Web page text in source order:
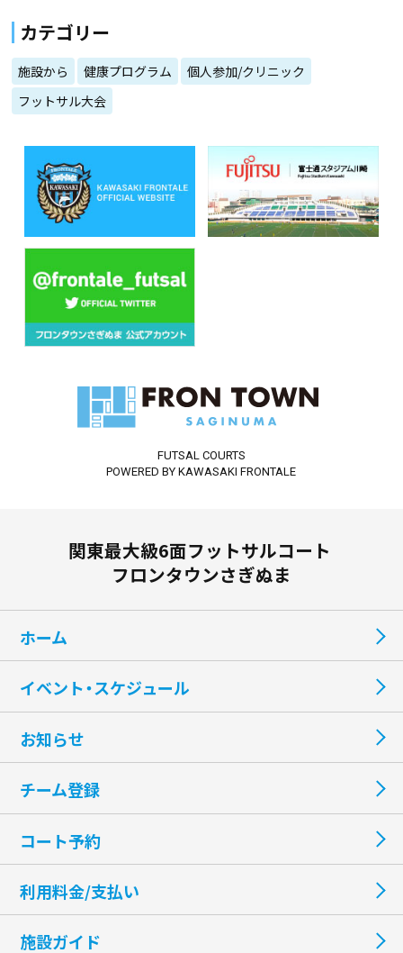
カテゴリー
施設から 健康プログラム
個人参加/クリニック
フットサル大会
FUTSAL COURTS
POWERED BY KAWASAKI FRONTALE
関東最大級6面フットサルコート
フロンタウンさぎぬま
ホーム
イベント・スケジュール
お知らせ
チーム登録
コート予約
利用料金/支払い
施設ガイド